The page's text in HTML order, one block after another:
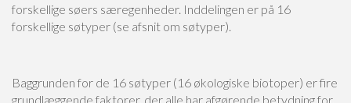
forskellige søers særegenheder. Inddelingen er på 16
forskellige søtyper (se afsnit om søtyper).
Baggrunden for de 16 søtyper (16 økologiske biotoper) er fire
grundlæggende faktorer, der alle har afgørende betydning for,